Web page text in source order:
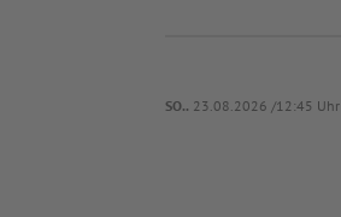
SO.. 23.08.2026 /12:45 Uhr